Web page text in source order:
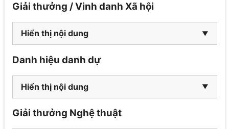
Giải thưởng / Vinh danh Xã hội
Hiển thị nội dung
Danh hiệu danh dự
Hiển thị nội dung
Giải thưởng Nghệ thuật